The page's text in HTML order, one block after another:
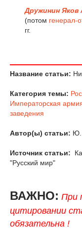
Дружинин Яков
(потом генерал-
гг.
Название статьи:
Категория темы:
Императорская
заведения
Автор(ы) статьи: Ю.
Источник статьи:
"Русский мир"
ВАЖНО: При
цитировании
обязательна !